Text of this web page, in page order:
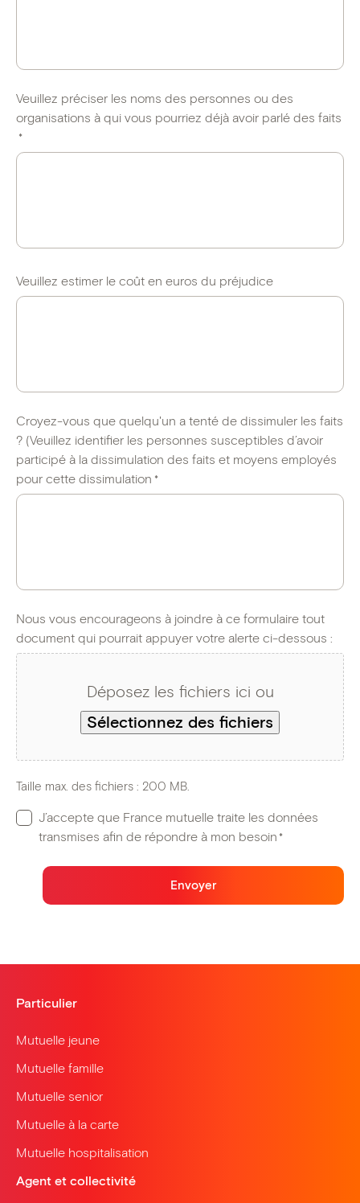
Veuillez préciser les noms des personnes ou des
organisations à qui vous pourriez déjà avoir parlé des faits
*
Veuillez estimer le coût en euros du préjudice
Croyez-vous que quelqu'un a tenté de dissimuler les faits
? (Veuillez identifier les personnes susceptibles d’avoir
participé à la dissimulation des faits et moyens employés
pour cette dissimulation *
Nous vous encourageons à joindre à ce formulaire tout
document qui pourrait appuyer votre alerte ci-dessous :
Déposez les fichiers ici ou
Sélectionnez des fichiers
Taille max. des fichiers : 200 MB.
RGPDJ’accepte que France mutuelle traite les données
transmises afin de répondre à mon besoin *
Envoyer
Particulier
Mutuelle jeune
Mutuelle famille
Mutuelle senior
Mutuelle à la carte
Mutuelle hospitalisation
Agent et collectivité